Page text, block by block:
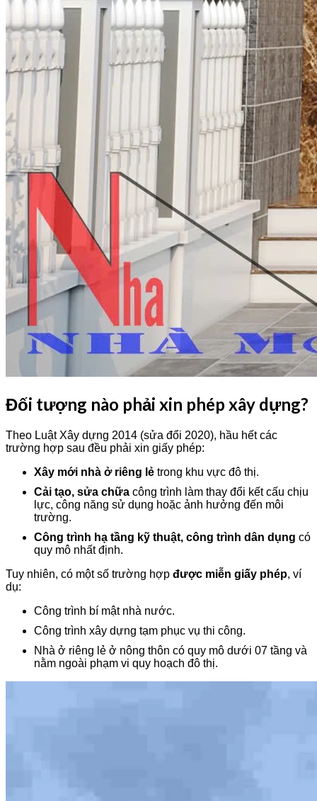
Đối tượng nào phải xin phép xây dựng?
Theo Luật Xây dựng 2014 (sửa đổi 2020), hầu hết các
trường hợp sau đều phải xin giấy phép:
Xây mới nhà ở riêng lẻ trong khu vực đô thị.
Cải tạo, sửa chữa công trình làm thay đổi kết cấu chịu
lực, công năng sử dụng hoặc ảnh hưởng đến môi
trường.
Công trình hạ tầng kỹ thuật, công trình dân dụng có
quy mô nhất định.
Tuy nhiên, có một số trường hợp được miễn giấy phép, ví
dụ:
Công trình bí mật nhà nước.
Công trình xây dựng tạm phục vụ thi công.
Nhà ở riêng lẻ ở nông thôn có quy mô dưới 07 tầng và
nằm ngoài phạm vi quy hoạch đô thị.